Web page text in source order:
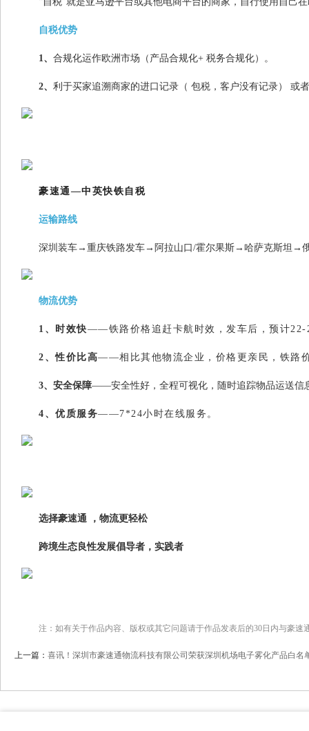
自税优势
1、 合规化运作欧洲市场（产品合规化+ 税务合规化）。
2、 利于买家追溯商家的进口记录（ 包税，客户没有记录） 或
豪速通—中英快铁自税
运输路线
深圳装车→重庆铁路发车→阿拉山口/霍尔果斯→哈萨克斯坦→
物流优势
1、时效快——铁路价格追赶卡航时效，发车后，预计22-
2、性价比高——相比其他物流企业，价格更亲民，铁路
3、安全保障——安全性好，全程可视化，随时追踪物品运送信
4、优质服务——7*24小时在线服务。
选择豪速通 ，物流更轻松
跨境生态良性发展倡导者，实践者
注：如有关于作品内容、版权或其它问题请于作品发表后的30日内与豪速
上一篇： 喜讯！深圳市豪速通物流科技有限公司荣获深圳机场电子雾化产品白名